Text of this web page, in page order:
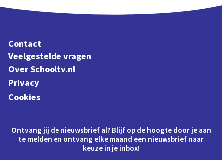
Contact
Veelgestelde vragen
Over Schooltv.nl
Privacy
Cookies
Ontvang jij de nieuwsbrief al? Blijf op de hoogte door je aan
te melden en ontvang elke maand een nieuwsbrief naar
keuze in je inbox!